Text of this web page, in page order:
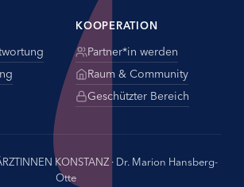
KOOPERATION
Partner*in werden
Raum & Community
Geschützter Bereich
KONSTANZ · Dr. Marion Hansberg-
Otte